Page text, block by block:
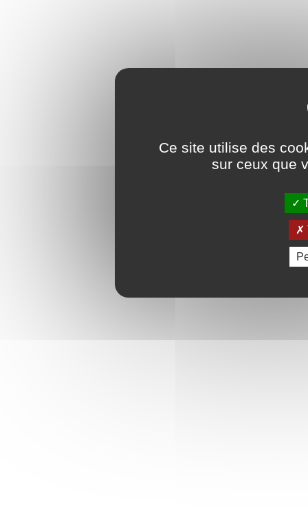
Ce site utilise des
sur ceux que